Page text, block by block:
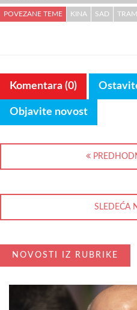
POVEZANE TEME KINA SAD
Komentara (0)
Objavite novost
SLEDEĆA
NOVOSTI IZ RUBRIKE